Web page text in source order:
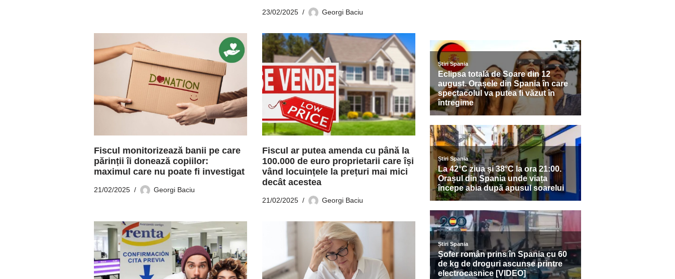
23/02/2025 Georgi Baciu
Fiscul monitorizează banii pe care
părinții îi donează copiilor:
maximul care nu poate fi investigat
21/02/2025 Georgi Baciu
Fiscul ar putea amenda cu până la
100.000 de euro proprietarii care își
vând locuințele la prețuri mai mici
decât acestea
21/02/2025 Georgi Baciu